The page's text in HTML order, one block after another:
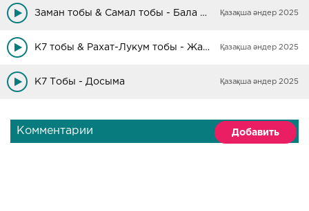
Заман тобы & Самал тобы - Бала шақтарым Қазақша әндер 2025
K7 тобы & Рахат-Лукум тобы - Жаңа жыл Қазақша әндер 2025
K7 Тобы - Досыма Қазақша әндер 2025
Комментарии Добавить